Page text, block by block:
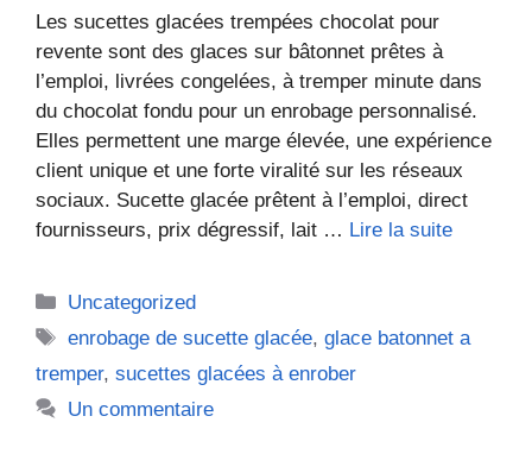
Les sucettes glacées trempées chocolat pour
revente sont des glaces sur bâtonnet prêtes à
l’emploi, livrées congelées, à tremper minute dans
du chocolat fondu pour un enrobage personnalisé.
Elles permettent une marge élevée, une expérience
client unique et une forte viralité sur les réseaux
sociaux. Sucette glacée prêtent à l’emploi, direct
fournisseurs, prix dégressif, lait … Lire la suite
Catégories
Uncategorized
Étiquettes
enrobage de sucette glacée,glace batonnet a
tremper, sucettes glacées à enrober
Un commentaire